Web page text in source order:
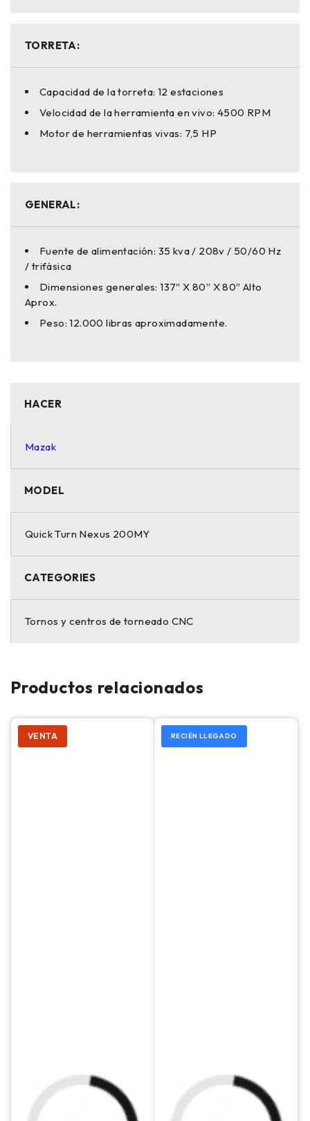
TORRETA:
Capacidad de la torreta: 12 estaciones
Velocidad de la herramienta en vivo: 4500 RPM
Motor de herramientas vivas: 7,5 HP
GENERAL:
Fuente de alimentación: 35 kva / 208v / 50/60 Hz
/ trifásica
Dimensiones generales: 137″ X 80″ X 80″ Alto
Aprox.
Peso: 12.000 libras aproximadamente.
HACER
Mazak
MODEL
Quick Turn Nexus 200MY
CATEGORIES
Tornos y centros de torneado CNC
Productos relacionados
VENTA RECIÉN LLEGADO